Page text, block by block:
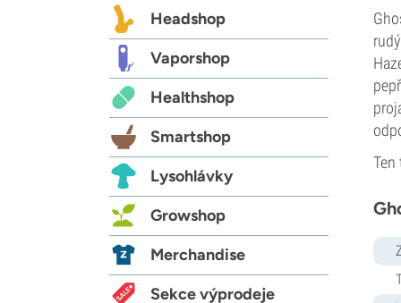
Ten
Elite Seeds
Exotic Seed
Expert Seeds
FastBuds
Female Seeds
French Touch Seeds
Garden of Green
GeneSeeds
G13 Labs
Grass-O-Matic
Growers Choice
Headshop
Vaporshop
Healthshop
Smartshop
Lysohlávky
Growshop
Merchandise
Sekce výprodeje